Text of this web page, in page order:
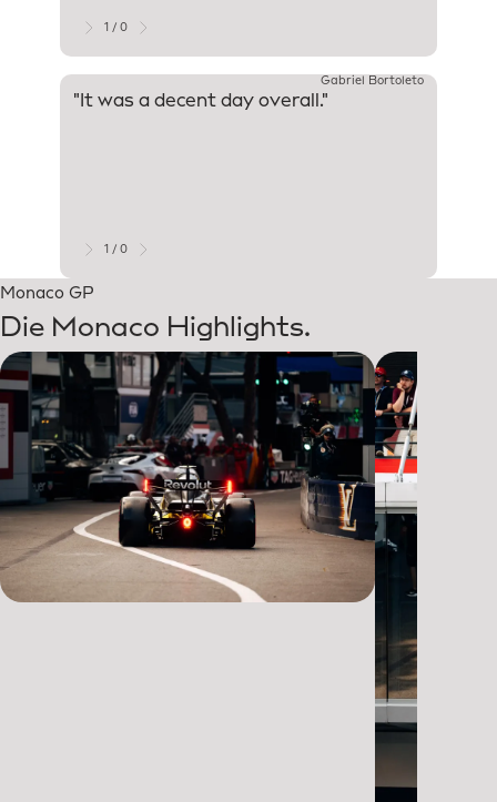
1 / 0
Gabriel Bortoleto
"It was a decent day overall."
1 / 0
Monaco GP
Die Monaco Highlights.